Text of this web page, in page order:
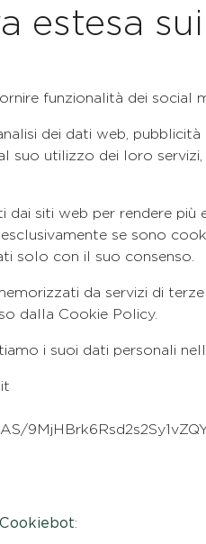
estesa
funzionalità dei social
dei dati web,
utilizzo dei loro
siti web per rendere
se sono
solo con il suo consenso.
da servizi di
dalla Cookie Policy.
i suoi dati personali
Cookiebot: